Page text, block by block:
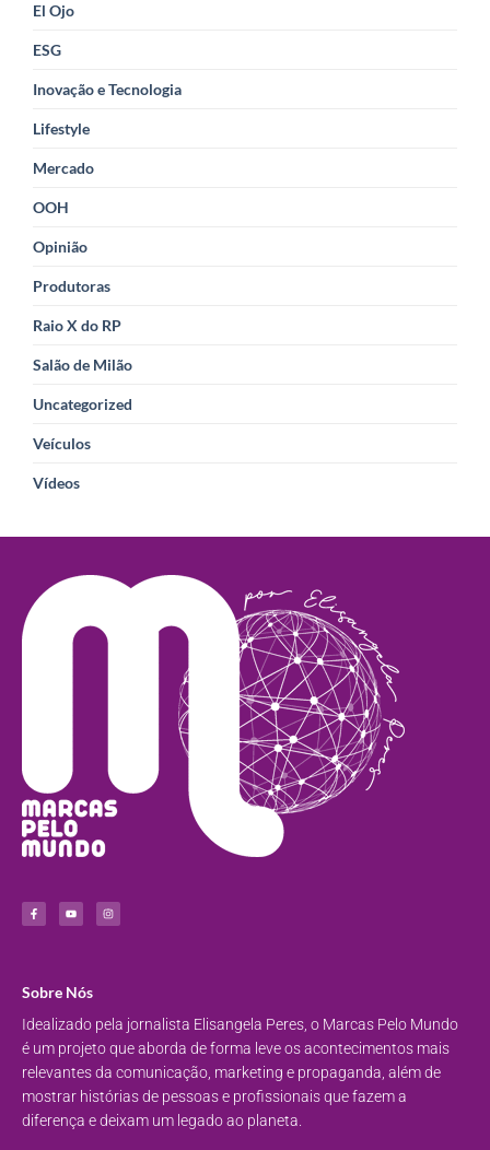
El Ojo
ESG
Inovação e Tecnologia
Lifestyle
Mercado
OOH
Opinião
Produtoras
Raio X do RP
Salão de Milão
Uncategorized
Veículos
Vídeos
Sobre Nós
Idealizado pela jornalista Elisangela Peres, o Marcas Pelo Mundo
é um projeto que aborda de forma leve os acontecimentos mais
relevantes da comunicação, marketing e propaganda, além de
mostrar histórias de pessoas e profissionais que fazem a
diferença e deixam um legado ao planeta.